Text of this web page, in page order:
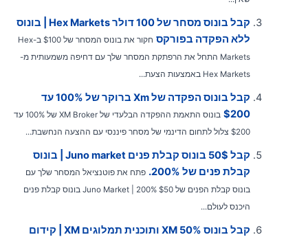
קבל בונוס מסחר של 100 דולר Hex Markets | בונוס
ללא הפקדה בפורקס
חקור את בונוס המסחר של $100 ב-Hex
Markets התחל את הרפתקת המסחר שלך עם דחיפה משמעותית מ-
Hex Markets באמצעות הצעת...
קבל בונוס הפקדה של Xm ברוקר של 100% עד
$200
בונוס התאמת ההפקדה הבלעדי של XM Broker של 100% עד
$200 צלול לתחום הדינמי של מסחר פיננסי עם ההצעה הנחשבת...
קבל 50$ בונוס קבלת פנים Juno market | בונוס
קבלת פנים של 200%.
פתח את פוטנציאל המסחר שלך עם
בונוס קבלת הפנים של $50 Juno Market | 200% בונוס קבלת פנים
היכנס לעולם...
קבל בונוס XM 50% ותוכנית תמלוגים XM | קידום